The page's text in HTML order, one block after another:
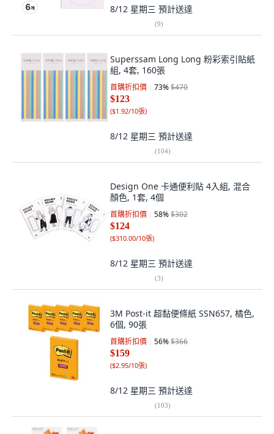
8/12 星期三 預計送達
(9)
Superssam Long Long 粉彩索引貼紙
組, 4套, 160張
首購折扣價 73%$470
$123
($1.92/10張)
8/12 星期三 預計送達
(104)
Design One 卡通便利貼 4入組, 混合
顏色, 1套, 4個
首購折扣價 58%$302
$124
($310.00/10張)
8/12 星期三 預計送達
(3)
3M Post-it 超黏便條紙 SSN657, 橘色,
6個, 90張
首購折扣價 56%$366
$159
($2.95/10張)
8/12 星期三 預計送達
(103)